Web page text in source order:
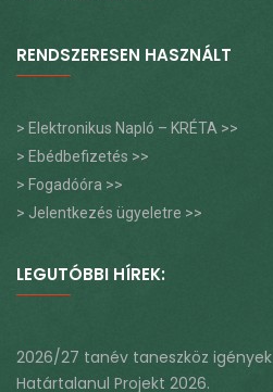
RENDSZERESEN HASZNÁLT
> Elektronikus Napló – KRÉTA >>
> Ebédbefizetés >>
> Fogadóóra >>
> Jelentkezés ügyeletre >>
LEGUTÓBBI HÍREK:
2026/27 tanév taneszköz igények
Határtalanul Projekt 2026.